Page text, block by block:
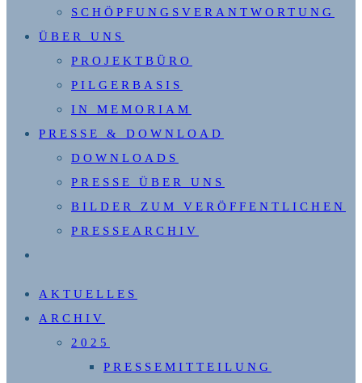
SCHÖPFUNGSVERANTWORTUNG
ÜBER UNS
PROJEKTBÜRO
PILGERBASIS
IN MEMORIAM
PRESSE & DOWNLOAD
DOWNLOADS
PRESSE ÜBER UNS
BILDER ZUM VERÖFFENTLICHEN
PRESSEARCHIV
UMSCHALTEN
AKTUELLES
ARCHIV
2025
PRESSEMITTEILUNG